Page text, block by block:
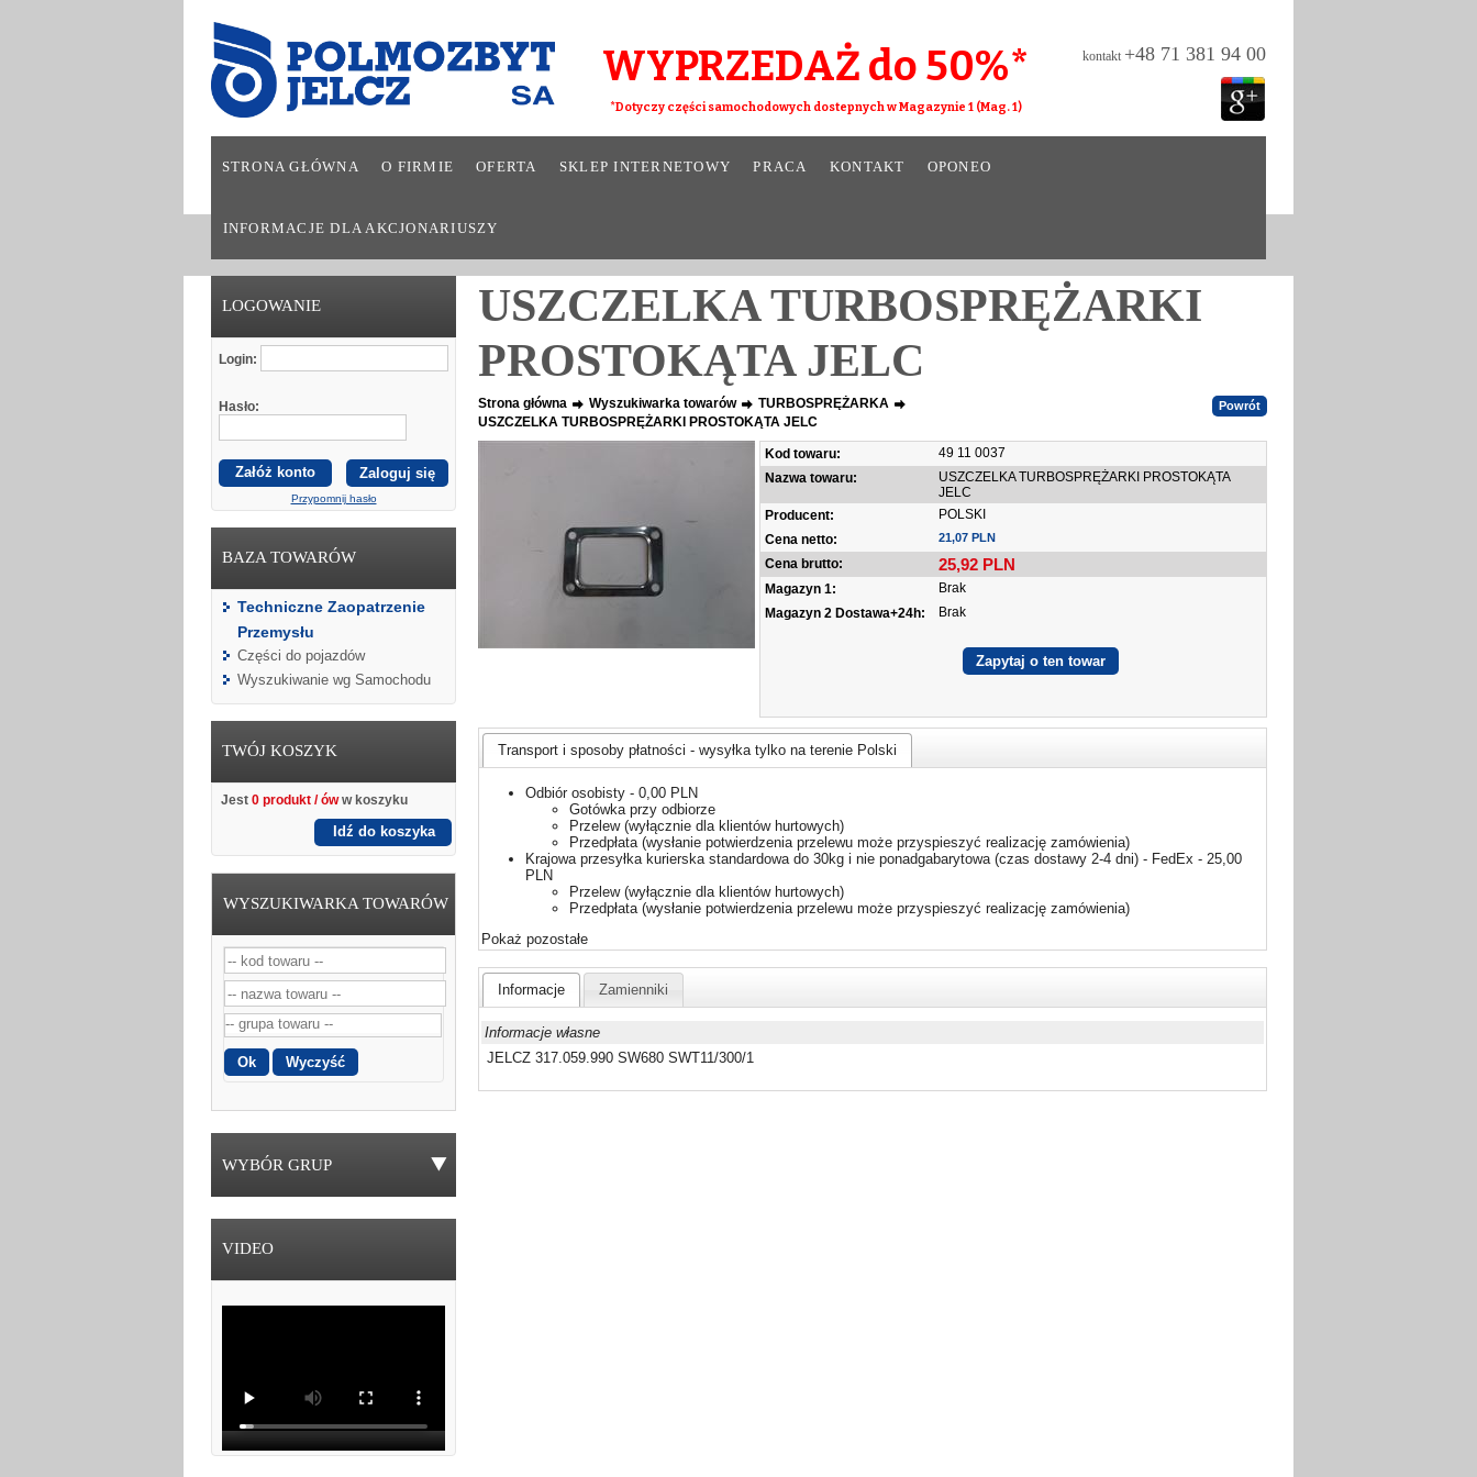
kontakt +48 71 381 94 00
WYPRZEDAŻ do 50%*
*Dotyczy części samochodowych dostepnych w Magazynie 1 (Mag. 1)
STRONA GŁÓWNA O FIRMIE OFERTA SKLEP INTERNETOWY PRACA KONTAKT OPONEO
INFORMACJE DLA AKCJONARIUSZY
LOGOWANIE
Login:
Hasło:
Załóż konto
Przypomnij hasło
BAZA TOWARÓW
Techniczne Zaopatrzenie
Przemysłu
Części do pojazdów
Wyszukiwanie wg Samochodu
TWÓJ KOSZYK
Jest 0 produkt / óww koszyku
Idź do koszyka
WYSZUKIWARKA TOWARÓW
WYBÓR GRUP
VIDEO
USZCZELKA TURBOSPRĘŻARKI
PROSTOKĄTA JELC
Strona główna Wyszukiwarka towarów
TURBOSPRĘŻARKA
USZCZELKA TURBOSPRĘŻARKI PROSTOKĄTA JELC
Kod towaru:
49 11 0037
Nazwa towaru:
USZCZELKA TURBOSPRĘŻARKI PROSTOKĄTA
JELC
Producent:
POLSKI
Cena netto:
21,07 PLN
Cena brutto: 25,92 PLN
Magazyn 1:
Brak
Magazyn 2 Dostawa+24h:
Brak
Transport i sposoby płatności - wysyłka tylko na terenie Polski
Odbiór osobisty - 0,00 PLN
Gotówka przy odbiorze
Przelew (wyłącznie dla klientów hurtowych)
Przedpłata (wysłanie potwierdzenia przelewu może przyspieszyć realizację zamówienia)
Krajowa przesyłka kurierska standardowa do 30kg i nie ponadgabarytowa (czas dostawy 2-4 dni) - FedEx - 25,00
PLN
Przelew (wyłącznie dla klientów hurtowych)
Przedpłata (wysłanie potwierdzenia przelewu może przyspieszyć realizację zamówienia)
Pokaż pozostałe
Informacje Zamienniki
Informacje własne
JELCZ 317.059.990 SW680 SWT11/300/1